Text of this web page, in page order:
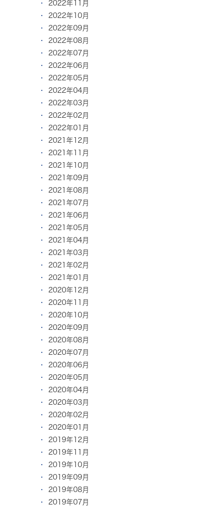
2022年11月
2022年10月
2022年09月
2022年08月
2022年07月
2022年06月
2022年05月
2022年04月
2022年03月
2022年02月
2022年01月
2021年12月
2021年11月
2021年10月
2021年09月
2021年08月
2021年07月
2021年06月
2021年05月
2021年04月
2021年03月
2021年02月
2021年01月
2020年12月
2020年11月
2020年10月
2020年09月
2020年08月
2020年07月
2020年06月
2020年05月
2020年04月
2020年03月
2020年02月
2020年01月
2019年12月
2019年11月
2019年10月
2019年09月
2019年08月
2019年07月